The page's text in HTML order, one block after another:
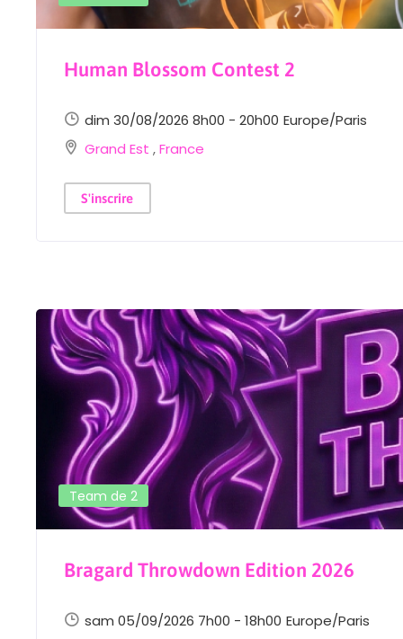
Human Blossom Contest 2
dim 30/08/2026 8h00 - 20h00 Europe/Paris
Grand Est ,France
S'inscrire
Team de 2
Bragard Throwdown Edition 2026
sam 05/09/2026 7h00 - 18h00 Europe/Paris